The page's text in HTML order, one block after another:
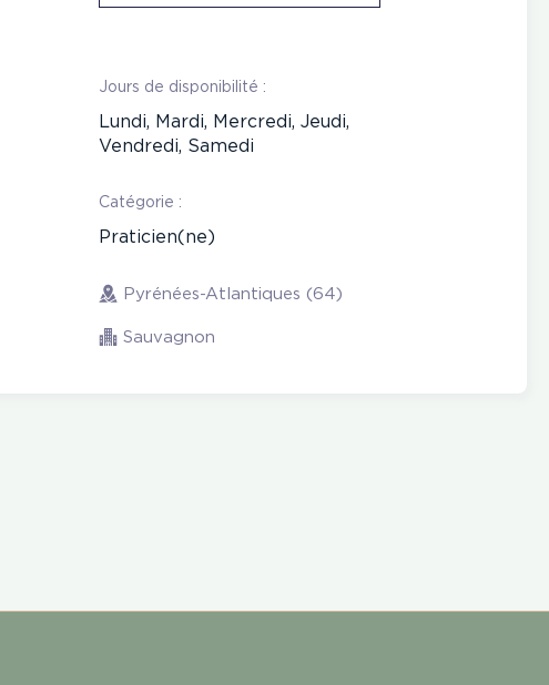
Jours de disponibilité :
Lundi, Mardi, Mercredi, Jeudi,
Vendredi, Samedi
Catégorie :
Praticien(ne)
Pyrénées-Atlantiques (64)
Sauvagnon